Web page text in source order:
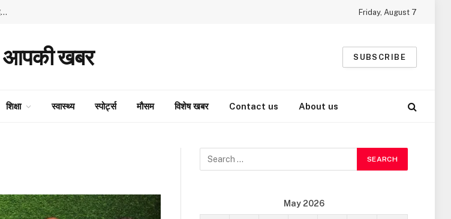
GMSSS घनाहट्टी में ‘एक पेड़ माँ के नाम’ अभियान के तहत हुआ पौधारोपण, विद्यार्थियों ने दिया पर्यावरण संरक्षण का संदेश Friday, August 7
आपकी खबर SUBSCRIBE
शिक्षा स्वास्थ्य स्पोर्ट्स मौसम विशेष खबर Contact us About us
May 2026